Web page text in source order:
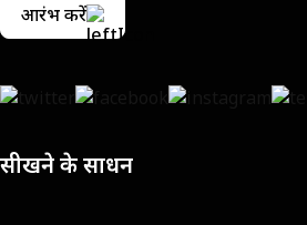
आरंभ करें
सीखने के साधन